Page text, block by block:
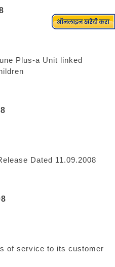
Plus-a Unit linked
Dated 11.09.2008
of service to its customer